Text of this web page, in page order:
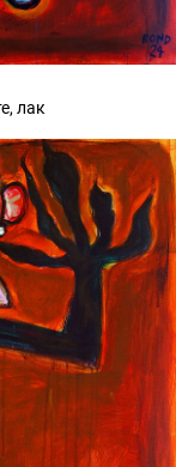
лак